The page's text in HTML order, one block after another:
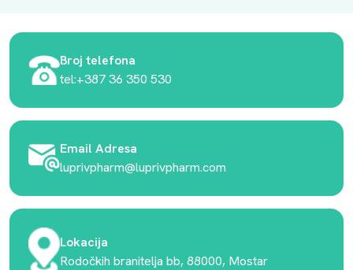
Broj telefona
tel:+387 36 350 530
Email Adresa
luprivpharm@luprivpharm.com
Lokacija
Rodočkih branitelja bb, 88000, Mostar